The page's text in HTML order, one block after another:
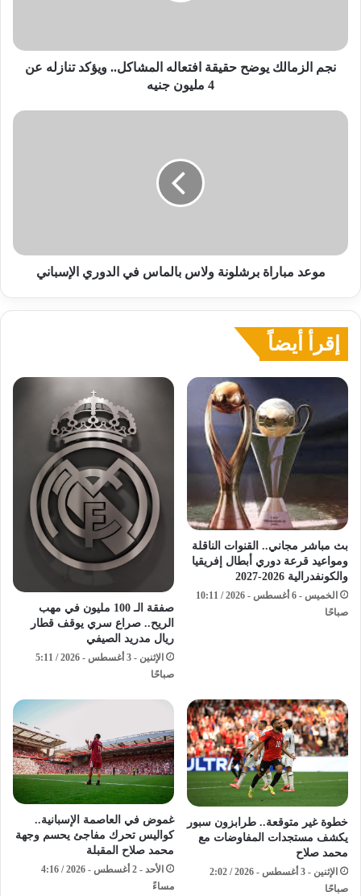
عن
نجم الزمالك يوضح حقيقة افتعاله المشاكل.. ويؤكد تنازله عن
4 مليون جنيه
موعد
موعد مباراة برشلونة ولاس بالماس في الدوري الإسباني
إقرأ أيضاً
بث مباشر مجاني.. القنوات الناقلة
ومواعيد قرعة دوري أبطال إفريقيا
والكونفدرالية 2026-2027
الخميس - 6 أغسطس - 2026 / 10:11
صباحًا
صفقة الـ 100 مليون في مهب
الريح.. صراع سري يوقف قطار
ريال مدريد الصيفي
الإثنين - 3 أغسطس - 2026 / 5:11
صباحًا
خطوة غير متوقعة.. طرابزون سبور
يكشف مستجدات المفاوضات مع
محمد صلاح
الإثنين - 3 أغسطس - 2026 / 2:02
صباحًا
غموض في العاصمة الإسبانية..
كواليس تحرك مفاجئ يحسم وجهة
محمد صلاح المقبلة
الأحد - 2 أغسطس - 2026 / 4:16
مساءً